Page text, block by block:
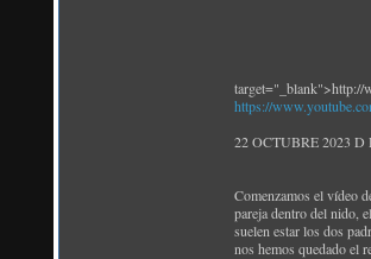
target="_blank">http://
https://
22 OCTUBRE 2023 D
Comenzamos el vídeo
pareja dentro del nido,
suelen estar los dos
nos hemos quedado el